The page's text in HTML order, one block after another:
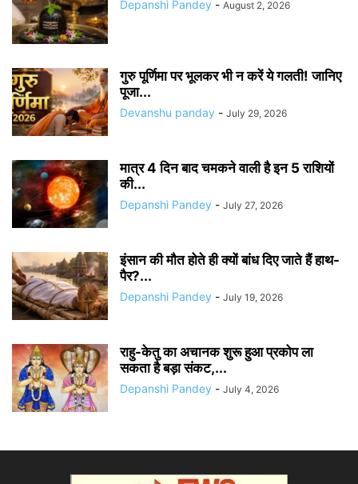
Depanshi Pandey - August 2, 2026
गुरु पूर्णिमा पर भूलकर भी न करें ये गलती! जानिए
पूजा...
Devanshu panday - July 29, 2026
मात्र 4 दिन बाद चमकने वाली है इन 5 राशियों
की...
Depanshi Pandey - July 27, 2026
इंसान की मौत होते ही क्यों बांध दिए जाते हैं हाथ-
पैर?...
Depanshi Pandey - July 19, 2026
राहु-केतु का अचानक शुरू हुआ प्रकोप ला
सकता है बड़ा संकट,...
Depanshi Pandey - July 4, 2026